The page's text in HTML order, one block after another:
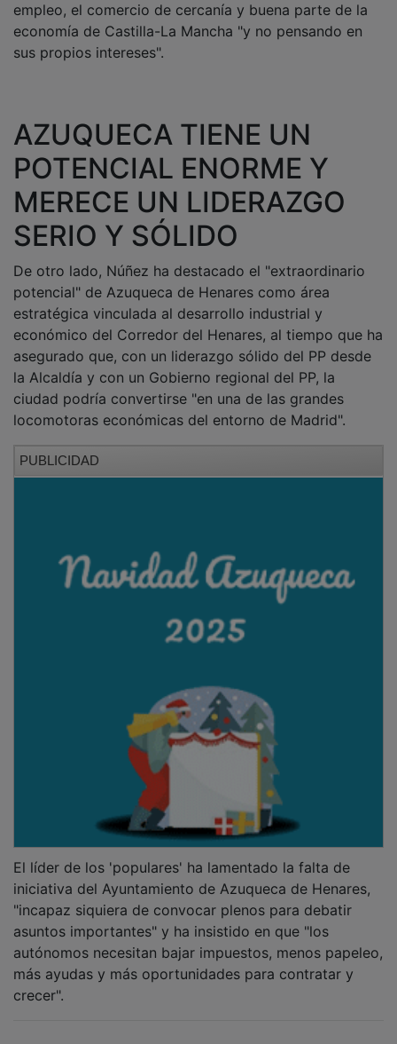
economía de Castilla-La Mancha "y no pensando en
sus propios intereses".
AZUQUECA TIENE UN
POTENCIAL ENORME Y
MERECE UN LIDERAZGO
SERIO Y SÓLIDO
potencial" de Azuqueca de Henares como área
estratégica vinculada al desarrollo industrial y
económico del Corredor del Henares, al tiempo que ha
asegurado que, con un liderazgo sólido del PP desde
la Alcaldía y con un Gobierno regional del PP, la
ciudad podría convertirse "en una de las grandes
locomotoras económicas del entorno de Madrid".
iniciativa del Ayuntamiento de Azuqueca de Henares,
"incapaz siquiera de convocar plenos para debatir
asuntos importantes" y ha insistido en que "los
autónomos necesitan bajar impuestos, menos papeleo,
más ayudas y más oportunidades para contratar y
crecer".